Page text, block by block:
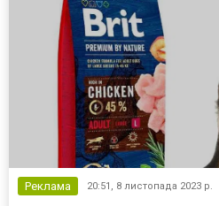
Реклама 20:51, 8 листопада 2023 р.